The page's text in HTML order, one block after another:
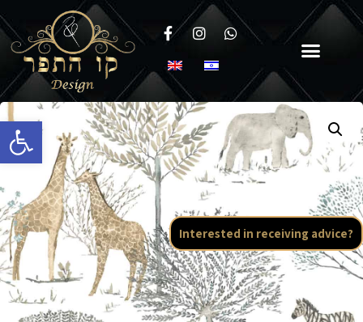
Open toolbar
Interested in receiving advice?